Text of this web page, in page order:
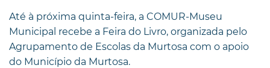
Até à próxima quinta-feira, a COMUR-Museu
Municipal recebe a Feira do Livro, organizada pelo
Agrupamento de Escolas da Murtosa com o apoio
do Município da Murtosa.